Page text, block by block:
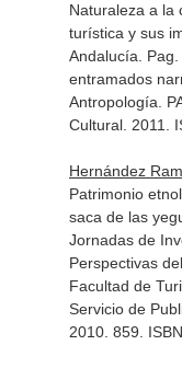
Naturaleza a la
turística y sus
Andalucía. Pag.
entramados
Antropología.
Cultural. 2011.
Hernández
Patrimonio
saca de las
Jornadas de
Perspectivas
Facultad de
Servicio de
2010. 859.